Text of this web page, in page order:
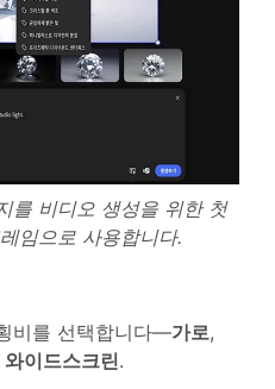
를 비디오 생성을 위한 첫
임으로 사용합니다.
비를 선택합니다—가로,
와이드스크린.